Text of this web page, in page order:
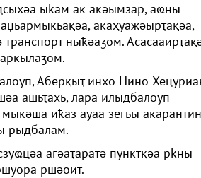
ыҟам ак акәымзар, аҩны
акаҳуажәырҭақәа,
ныҟәаӡом.
Аберқыҭ инхо Нино
ашьҭахь, лара илыдбалоуп
иҟаз ауаа зегьы
рыдбалам.
агәаҭаратә пунктқәа рҟны
ршәоит.